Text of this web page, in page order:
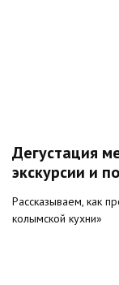
Дегустация
экскурсии и
Рассказываем, как
колымской кухни»